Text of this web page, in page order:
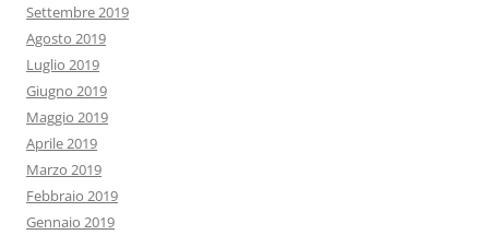
Settembre 2019
Agosto 2019
Luglio 2019
Giugno 2019
Maggio 2019
Aprile 2019
Marzo 2019
Febbraio 2019
Gennaio 2019